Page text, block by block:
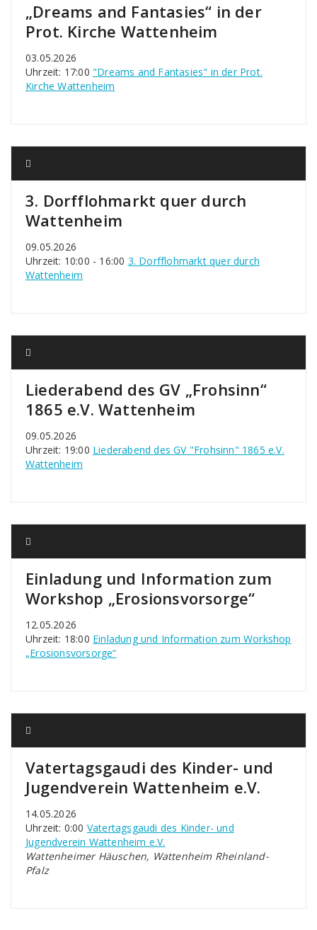
„Dreams and Fantasies“ in der
Prot. Kirche Wattenheim
03.05.2026
Uhrzeit: 17:00 "Dreams and Fantasies" in der Prot.
Kirche Wattenheim
3. Dorfflohmarkt quer durch
Wattenheim
09.05.2026
Uhrzeit: 10:00 - 16:00 3. Dorfflohmarkt quer durch
Wattenheim
Liederabend des GV „Frohsinn“
1865 e.V. Wattenheim
09.05.2026
Uhrzeit: 19:00 Liederabend des GV "Frohsinn" 1865 e.V.
Wattenheim
Einladung und Information zum
Workshop „Erosionsvorsorge“
12.05.2026
Uhrzeit: 18:00 Einladung und Information zum Workshop
„Erosionsvorsorge“
Vatertagsgaudi des Kinder- und
Jugendverein Wattenheim e.V.
14.05.2026
Uhrzeit: 0:00 Vatertagsgaudi des Kinder- und
Jugendverein Wattenheim e.V.
Wattenheimer Häuschen, Wattenheim Rheinland-
Pfalz